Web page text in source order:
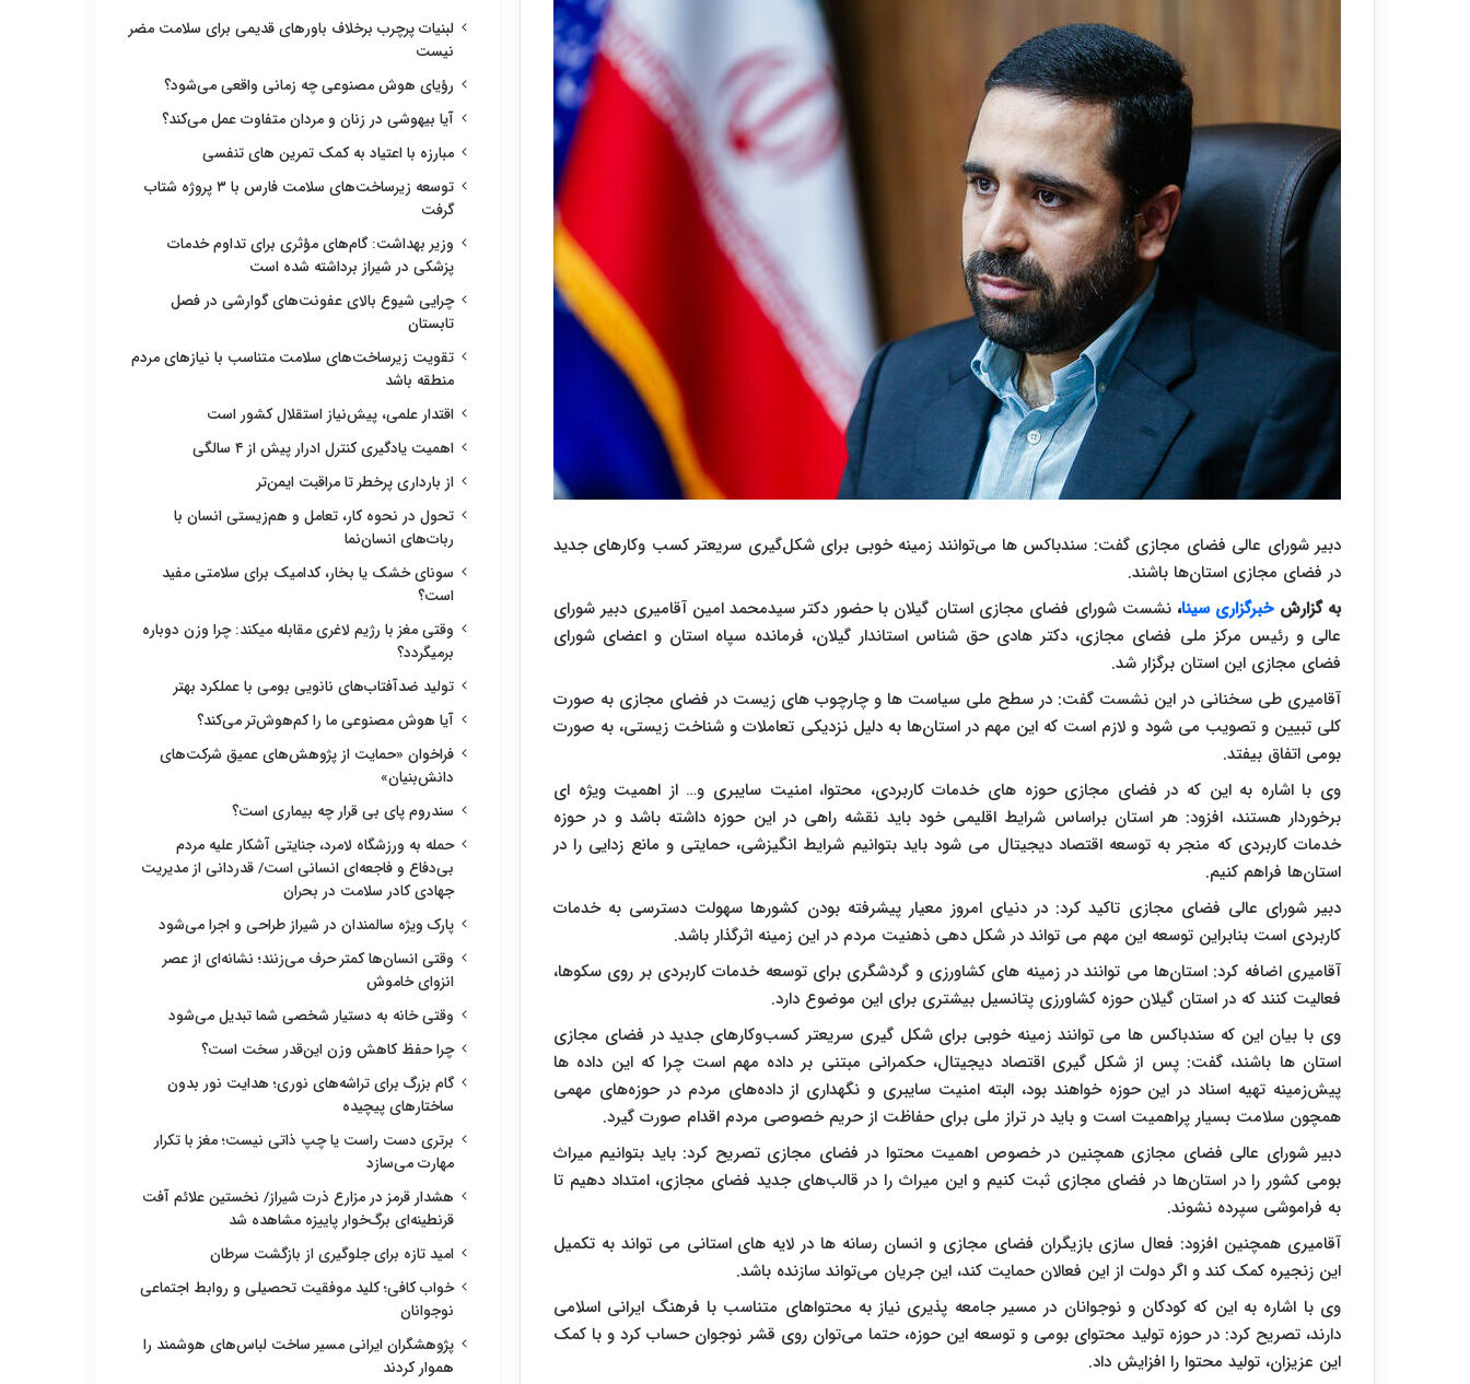
دبیر شورای عالی فضای مجازی گفت: سندباکس ها می‌توانند زمینه خوبی برای شکل‌گیری سریعتر کسب وکارهای جدید
در فضای مجازی استان‌ها باشند.
به گزارشخبرگزاری سینا، نشست شورای فضای مجازی استان گیلان با حضور دکتر سیدمحمد امین آقامیری دبیر شورای
عالی و رئیس مرکز ملی فضای مجازی، دکتر هادی حق شناس استاندار گیلان، فرمانده سپاه استان و اعضای شورای
فضای مجازی این استان برگزار شد.
آقامیری طی سخنانی در این نشست گفت: در سطح ملی سیاست ها و چارچوب های زیست در فضای مجازی به صورت
کلی تبیین و تصویب می شود و لازم است که این مهم در استان‌ها به دلیل نزدیکی تعاملات و شناخت زیستی، به صورت
بومی اتفاق بیفتد.
وی با اشاره به این که در فضای مجازی حوزه های خدمات کاربردی، محتوا، امنیت سایبری و… از اهمیت ویژه ای
برخوردار هستند، افزود: هر استان براساس شرایط اقلیمی خود باید نقشه راهی در این حوزه داشته باشد و در حوزه
خدمات کاربردی که منجر به توسعه اقتصاد دیجیتال می شود باید بتوانیم شرایط انگیزشی، حمایتی و مانع زدایی را در
استان‌ها فراهم کنیم.
دبیر شورای عالی فضای مجازی تاکید کرد: در دنیای امروز معیار پیشرفته بودن کشورها سهولت دسترسی به خدمات
کاربردی است بنابراین توسعه این مهم می تواند در شکل دهی ذهنیت مردم در این زمینه اثرگذار باشد.
آقامیری اضافه کرد: استان‌ها می توانند در زمینه های کشاورزی و گردشگری برای توسعه خدمات کاربردی بر روی سکوها،
فعالیت کنند که در استان گیلان حوزه کشاورزی پتانسیل بیشتری برای این موضوع دارد.
وی با بیان این که سندباکس ها می توانند زمینه خوبی برای شکل گیری سریعتر کسب‌وکارهای جدید در فضای مجازی
استان ها باشند، گفت: پس از شکل گیری اقتصاد دیجیتال، حکمرانی مبتنی بر داده مهم است چرا که این داده ها
پیش‌زمینه تهیه اسناد در این حوزه خواهند بود، البته امنیت سایبری و نگهداری از داده‌های مردم در حوزه‌های مهمی
همچون سلامت بسیار پراهمیت است و باید در تراز ملی برای حفاظت از حریم خصوصی مردم اقدام صورت گیرد.
دبیر شورای عالی فضای مجازی همچنین در خصوص اهمیت محتوا در فضای مجازی تصریح کرد: باید بتوانیم میراث
بومی کشور را در استان‌ها در فضای مجازی ثبت کنیم و این میراث را در قالب‌های جدید فضای مجازی، امتداد دهیم تا
به فراموشی سپرده نشوند.
آقامیری همچنین افزود: فعال سازی بازیگران فضای مجازی و انسان رسانه ها در لایه های استانی می تواند به تکمیل
این زنجیره کمک کند و اگر دولت از این فعالان حمایت کند، این جریان می‌تواند سازنده باشد.
وی با اشاره به این که کودکان و نوجوانان در مسیر جامعه پذیری نیاز به محتواهای متناسب با فرهنگ ایرانی اسلامی
دارند، تصریح کرد: در حوزه تولید محتوای بومی و توسعه این حوزه، حتما می‌توان روی قشر نوجوان حساب کرد و با کمک
این عزیزان، تولید محتوا را افزایش داد.
لبنیات پرچرب برخلاف باورهای قدیمی برای سلامت مضر
نیست
رؤیای هوش مصنوعی چه زمانی واقعی می‌شود؟
آیا بیهوشی در زنان و مردان متفاوت عمل می‌کند؟
مبارزه با اعتیاد به کمک تمرین های تنفسی
توسعه زیرساخت‌های سلامت فارس با ۳ پروژه شتاب
گرفت
وزیر بهداشت: گام‌های مؤثری برای تداوم خدمات
پزشکی در شیراز برداشته شده است
چرایی شیوع بالای عفونت‌های گوارشی در فصل
تابستان
تقویت زیرساخت‌های سلامت متناسب با نیازهای مردم
منطقه باشد
اقتدار علمی، پیش‌نیاز استقلال کشور است
اهمیت یادگیری کنترل ادرار پیش از ۴ سالگی
از بارداری پرخطر تا مراقبت ایمن‌تر
تحول در نحوه کار، تعامل و هم‌زیستی انسان با
ربات‌های انسان‌نما
سونای خشک یا بخار، کدامیک برای سلامتی مفید
است؟
وقتی مغز با رژیم لاغری مقابله میکند: چرا وزن دوباره
برمیگردد؟
تولید ضدآفتاب‌های نانویی بومی با عملکرد بهتر
آیا هوش مصنوعی ما را کم‌هوش‌تر می‌کند؟
فراخوان «حمایت از پژوهش‌های عمیق شرکت‌های
دانش‌بنیان»
سندروم پای بی قرار چه بیماری است؟
حمله به ورزشگاه لامرد، جنایتی آشکار علیه مردم
بی‌دفاع و فاجعه‌ای انسانی است/ قدردانی از مدیریت
جهادی کادر سلامت در بحران
پارک ویژه سالمندان در شیراز طراحی و اجرا می‌شود
وقتی انسان‌ها کمتر حرف می‌زنند؛ نشانه‌ای از عصر
انزوای خاموش
وقتی خانه به دستیار شخصی شما تبدیل می‌شود
چرا حفظ کاهش وزن این‌قدر سخت است؟
گام بزرگ برای تراشه‌های نوری؛ هدایت نور بدون
ساختارهای پیچیده
برتری دست راست یا چپ ذاتی نیست؛ مغز با تکرار
مهارت می‌سازد
هشدار قرمز در مزارع ذرت شیراز/ نخستین علائم آفت
قرنطینه‌ای برگ‌خوار پاییزه مشاهده شد
امید تازه برای جلوگیری از بازگشت سرطان
خواب کافی؛ کلید موفقیت تحصیلی و روابط اجتماعی
نوجوانان
پژوهشگران ایرانی مسیر ساخت لباس‌های هوشمند را
هموار کردند